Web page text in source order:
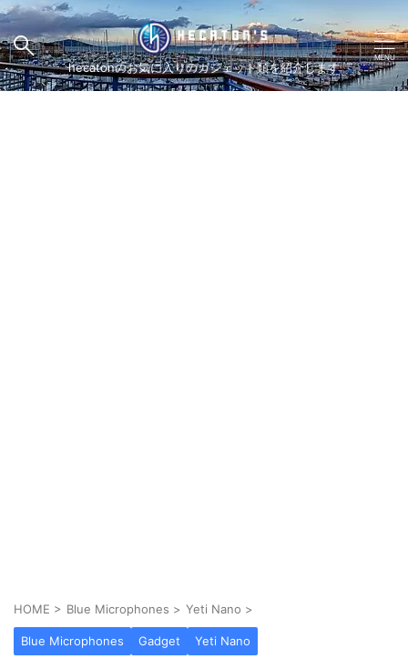
hecatonのお気に入りのガジェット類を紹介します
HOME > Blue Microphones > Yeti Nano >
Blue Microphones Gadget Yeti Nano